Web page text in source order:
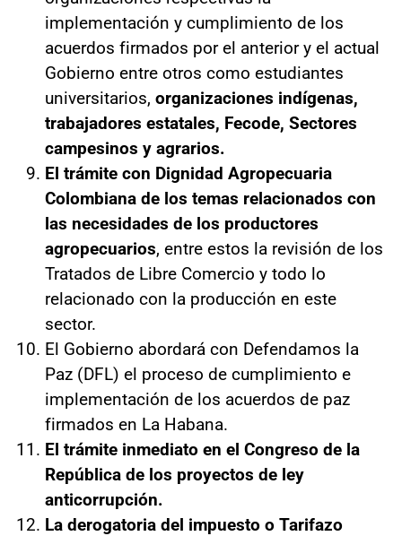
implementación y cumplimiento de los
acuerdos firmados por el anterior y el actual
Gobierno entre otros como estudiantes
universitarios, organizaciones indígenas,
trabajadores estatales, Fecode, Sectores
campesinos y agrarios.
El trámite con Dignidad Agropecuaria
Colombiana de los temas relacionados con
las necesidades de los productores
agropecuarios, entre estos la revisión de los
Tratados de Libre Comercio y todo lo
relacionado con la producción en este
sector.
El Gobierno abordará con Defendamos la
Paz (DFL) el proceso de cumplimiento e
implementación de los acuerdos de paz
firmados en La Habana.
El trámite inmediato en el Congreso de la
República de los proyectos de ley
anticorrupción.
La derogatoria del impuesto o Tarifazo